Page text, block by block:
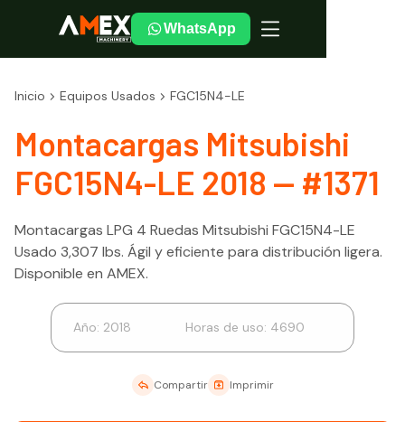
WhatsApp
Inicio Equipos Usados FGC15N4-LE
Montacargas Mitsubishi
FGC15N4-LE 2018 — #1371
Montacargas LPG 4 Ruedas Mitsubishi FGC15N4-LE
Usado 3,307 lbs. Ágil y eficiente para distribución ligera.
Disponible en AMEX.
Año: 2018 Horas de uso: 4690
Compartir Imprimir